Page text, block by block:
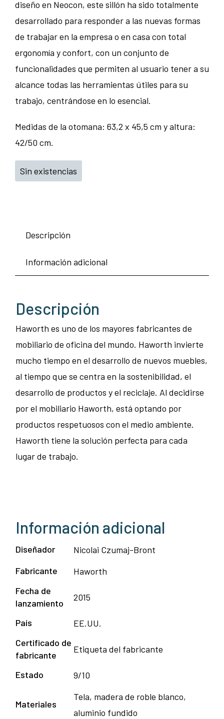
diseño en Neocon, este sillón ha sido totalmente
desarrollado para responder a las nuevas formas
de trabajar en la empresa o en casa con total
ergonomía y confort, con un conjunto de
funcionalidades que permiten al usuario tener a su
alcance todas las herramientas útiles para su
trabajo, centrándose en lo esencial.
Medidas de la otomana: 63,2 x 45,5 cm y altura:
42/50 cm.
Sin existencias
Descripción
Información adicional
Descripción
Haworth es uno de los mayores fabricantes de
mobiliario de oficina del mundo. Haworth invierte
mucho tiempo en el desarrollo de nuevos muebles,
al tiempo que se centra en la sostenibilidad, el
desarrollo de productos y el reciclaje. Al decidirse
por el mobiliario Haworth, está optando por
productos respetuosos con el medio ambiente.
Haworth tiene la solución perfecta para cada
lugar de trabajo.
Información adicional
Diseñador
Nicolai Czumaj-Bront
Fabricante
Haworth
Fecha de
lanzamiento
2015
País
EE.UU.
Certificado de
fabricante
Etiqueta del fabricante
Estado 9/10
Materiales
Tela, madera de roble blanco,
aluminio fundido